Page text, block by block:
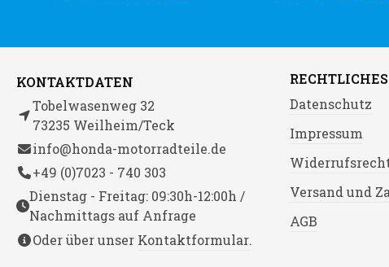
KONTAKTDATEN
Tobelwasenweg 32
73235 Weilheim/Teck
info@honda-motorradteile.de
+49 (0)7023 - 740 303
Dienstag - Freitag: 09:30h-12:00h /
Nachmittags auf Anfrage
Oder über unser Kontaktformular.
RECHTLICHES
Datenschutz
Impressum
Versand und
AGB